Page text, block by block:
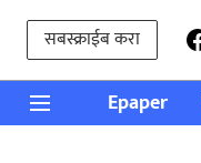
सबस्क्राईब करा
Epaper